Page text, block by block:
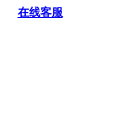
在线客服